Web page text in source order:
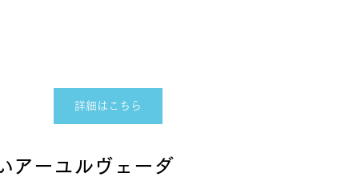
詳細はこちら
アーユルヴェーダ